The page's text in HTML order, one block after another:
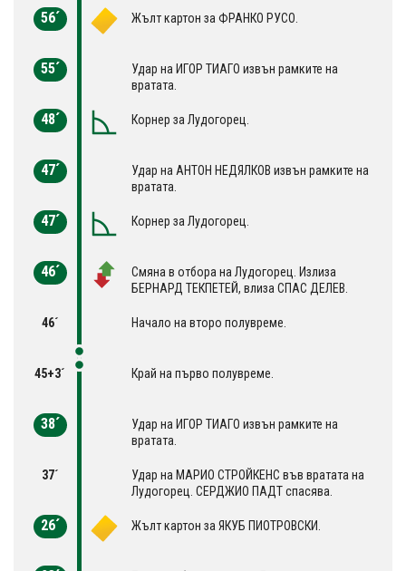
56´ Жълт картон за ФРАНКО РУСО.
55´
Удар на ИГОР ТИАГО извън рамките на
вратата.
48´ Корнер за Лудогорец.
47´
Удар на АНТОН НЕДЯЛКОВ извън рамките на
вратата.
47´ Корнер за Лудогорец.
46´
Смяна в отбора на Лудогорец. Излиза
БЕРНАРД ТЕКПЕТЕЙ, влиза СПАС ДЕЛЕВ.
46´ Начало на второ полувреме.
45+3´ Край на първо полувреме.
38´
Удар на ИГОР ТИАГО извън рамките на
вратата.
37´
Удар на МАРИО СТРОЙКЕНС във вратата на
Лудогорец. СЕРДЖИО ПАДТ спасява.
26´ Жълт картон за ЯКУБ ПИОТРОВСКИ.